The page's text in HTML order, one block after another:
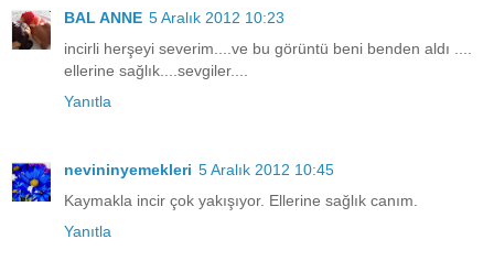
BAL ANNE 5 Aralık 2012 10:23
incirli herşeyi severim....ve bu görüntü beni benden aldı ....
ellerine sağlık....sevgiler....
Yanıtla
nevininyemekleri 5 Aralık 2012 10:45
Kaymakla incir çok yakışıyor. Ellerine sağlık canım.
Yanıtla